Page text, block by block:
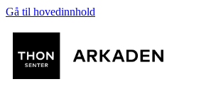
Gå til hovedinnhold